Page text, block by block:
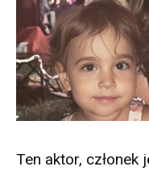
Ten aktor, członek